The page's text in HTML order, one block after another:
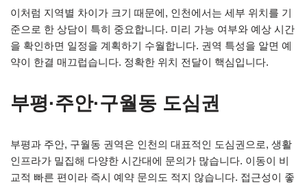
이처럼 지역별 차이가 크기 때문에, 인천에서는 세부 위치를 기
준으로 한 상담이 특히 중요합니다. 미리 가능 여부와 예상 시간
을 확인하면 일정을 계획하기 수월합니다. 권역 특성을 알면 예
약이 한결 매끄럽습니다. 정확한 위치 전달이 핵심입니다.
부평·주안·구월동 도심권
부평과 주안, 구월동 권역은 인천의 대표적인 도심권으로, 생활
인프라가 밀집해 다양한 시간대에 문의가 많습니다. 이동이 비
교적 빠른 편이라 즉시 예약 문의도 적지 않습니다. 접근성이 좋